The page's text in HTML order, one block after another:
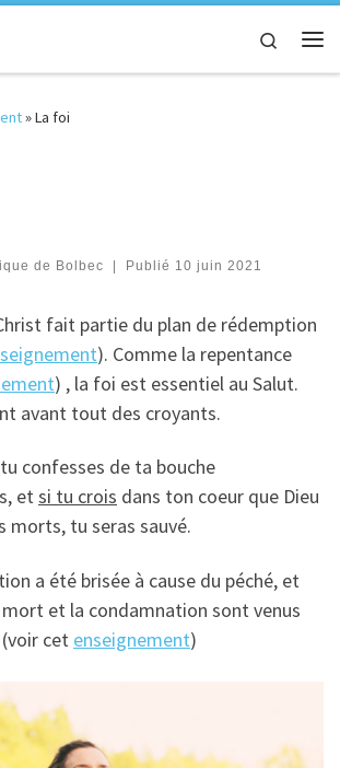
Search
»La foi
de Bolbec | Publié 10 juin 2021
fait partie du plan de rédemption
). Comme la repentance
) , la foi est essentiel au Salut.
avant tout des croyants.
confesses de ta bouche
etsi tu crois dans ton coeur que Dieu
morts, tu seras sauvé.
a été brisée à cause du péché, et
mort et la condamnation sont venus
cet enseignement)